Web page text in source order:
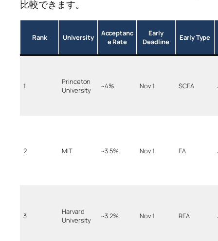
比較できます。
Rank University
Acceptanc
e Rate
Early
Deadline
Early Type
1
Princeton
University
~4% Nov 1 SCEA
2 MIT ~3.5% Nov 1 EA
3
Harvard
University
~3.2% Nov 1 REA